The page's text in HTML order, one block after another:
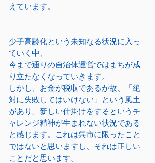
えています。
少子高齢化という未知なる状況に入っ
ていく中、
今まで通りの自治体運営ではまちが成
り立たなくなっていきます。
しかし、お金が税収であるが故、「絶
対に失敗してはいけない」という風土
があり、新しい仕掛けをするというチ
ャレンジ精神が生まれない状況である
と感じます。これは呉市に限ったこと
ではないと思いますし、それは正しい
ことだと思います。